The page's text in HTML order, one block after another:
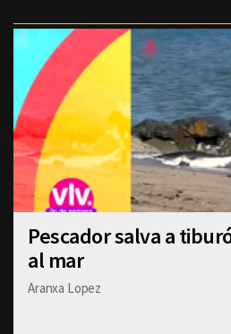
Pescador salva a
al mar
Aranxa Lopez